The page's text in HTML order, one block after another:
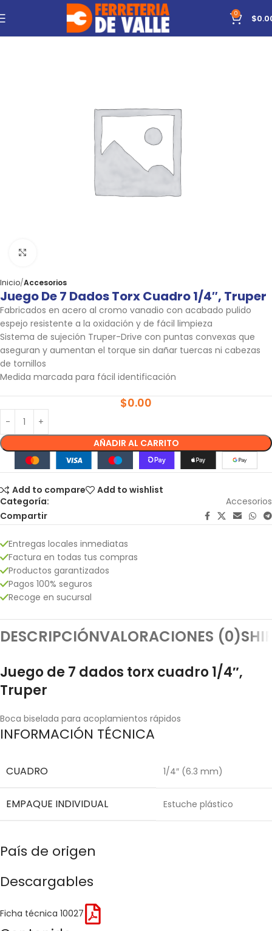
0 $
Inicio Accesorios
Juego De 7 Dados Torx Cuadro 1/4″, Truper
Fabricados en acero al cromo vanadio con acabado pulido
espejo resistente a la oxidación y de fácil limpieza
Sistema de sujeción Truper-Drive con puntas convexas que
aseguran y aumentan el torque sin dañar tuercas ni cabezas
de tornillos
Medida marcada para fácil identificación
$0.00
AÑADIR AL CARRITO
Add to compare
Add to wishlist
Categoría:
Accesorios
Compartir
Entregas locales inmediatas
Factura en todas tus compras
Productos garantizados
Pagos 100% seguros
Recoge en sucursal
DESCRIPCIÓNVALORACIONES (0)
Juego de 7 dados torx cuadro 1/4″,
Truper
Boca biselada para acoplamientos rápidos
INFORMACIÓN TÉCNICA
CUADRO 1/4″ (6.3 mm)
EMPAQUE INDIVIDUAL Estuche plástico
País de origen
Descargables
Ficha técnica 10027